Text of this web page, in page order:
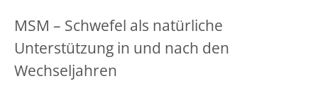
MSM – Schwefel als natürliche
Unterstützung in und nach den
Wechseljahren